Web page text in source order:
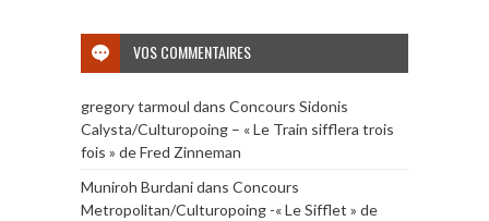
VOS COMMENTAIRES
gregory tarmoul dans Concours Sidonis
Calysta/Culturopoing – « Le Train sifflera trois
fois » de Fred Zinneman
Muniroh Burdanidans Concours
Metropolitan/Culturopoing -« Le Sifflet » de